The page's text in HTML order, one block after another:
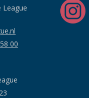
League
00